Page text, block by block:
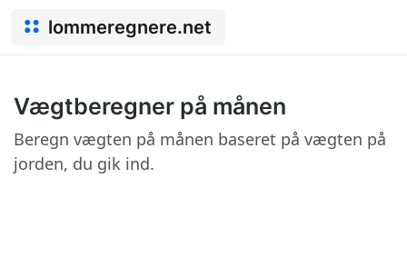
lommeregnere.net
Vægtberegner på månen
Beregn vægten på månen baseret på vægten på
jorden, du gik ind.